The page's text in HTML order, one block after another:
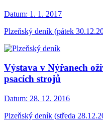
Datum: 1. 1. 2017
Plzeňský deník (pátek
Výstava v Nýřanech
psacích strojů
Datum: 28. 12. 2016
Plzeňský deník (středa